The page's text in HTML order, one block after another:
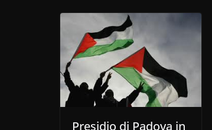
Presidio di Padova in